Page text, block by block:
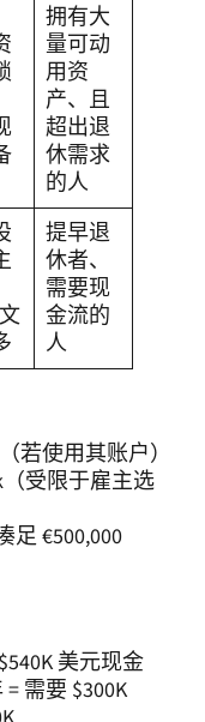
拥有大
量可动
用资
产、且
超出退
休需求
的人
提早退
休者、
需要现
金流的
人
若使用其账户）
受限于雇主选
足 €500,000
美元现金
需要 $300K